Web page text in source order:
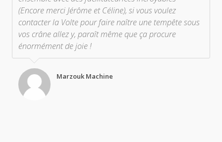
(Encore merci Jérôme et Céline), si vous voulez
contacter la Volte pour faire naître une tempête sous
vos crâne allez y, paraît même que ça procure
énormément de joie !
Marzouk Machine